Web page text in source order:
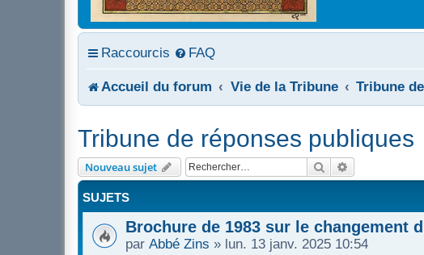
Raccourcis FAQ
Accueil du forum Vie de la Tribune Tribune
Tribune de réponses publiques
Nouveau sujet Rechercher
SUJETS
Brochure de 1983 sur le changement
par Abbé Zins » lun. 13 janv. 2025 10:54